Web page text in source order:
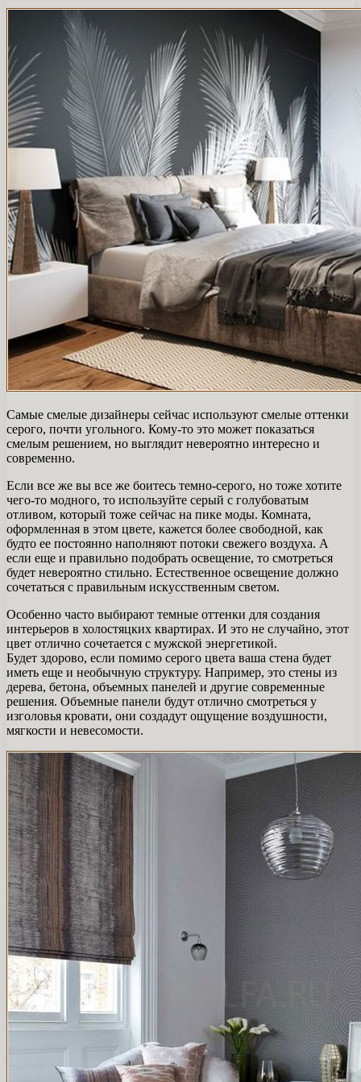
Самые смелые дизайнеры сейчас используют смелые оттенки
серого, почти угольного. Кому-то это может показаться
смелым решением, но выглядит невероятно интересно и
современно.
Если все же вы все же боитесь темно-серого, но тоже хотите
чего-то модного, то используйте серый с голубоватым
отливом, который тоже сейчас на пике моды. Комната,
оформленная в этом цвете, кажется более свободной, как
будто ее постоянно наполняют потоки свежего воздуха. А
если еще и правильно подобрать освещение, то смотреться
будет невероятно стильно. Естественное освещение должно
сочетаться с правильным искусственным светом.
Особенно часто выбирают темные оттенки для создания
интерьеров в холостяцких квартирах. И это не случайно, этот
цвет отлично сочетается с мужской энергетикой.
Будет здорово, если помимо серого цвета ваша стена будет
иметь еще и необычную структуру. Например, это стены из
дерева, бетона, объемных панелей и другие современные
решения. Объемные панели будут отлично смотреться у
изголовья кровати, они создадут ощущение воздушности,
мягкости и невесомости.